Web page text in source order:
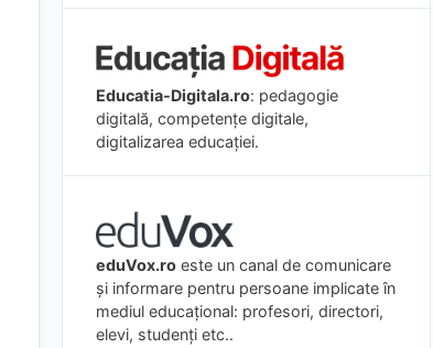
Educatia-Digitala.ro: pedagogie
digitală, competențe digitale,
digitalizarea educației.
eduVox.ro este un canal de comunicare
și informare pentru persoane implicate în
mediul educațional: profesori, directori,
elevi, studenți etc..